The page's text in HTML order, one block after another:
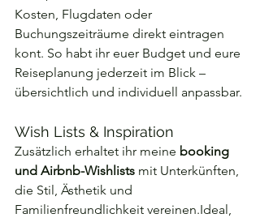
Kosten, Flugdaten oder
Buchungszeiträume direkt eintragen
kont. So habt ihr euer Budget und eure
Reiseplanung jederzeit im Blick –
übersichtlich und individuell anpassbar.
Wish Lists & Inspiration
Zusätzlich erhaltet ihr meine booking
und Airbnb-Wishlists mit Unterkünften,
die Stil, Ästhetik und
Familienfreundlichkeit vereinen.Ideal,